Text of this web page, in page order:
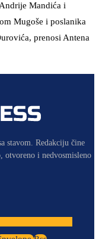
Mandića i
Mugoše i poslanika
prenosi Antena
stavom. Redakciju čine
otvoreno i nedvosmisleno